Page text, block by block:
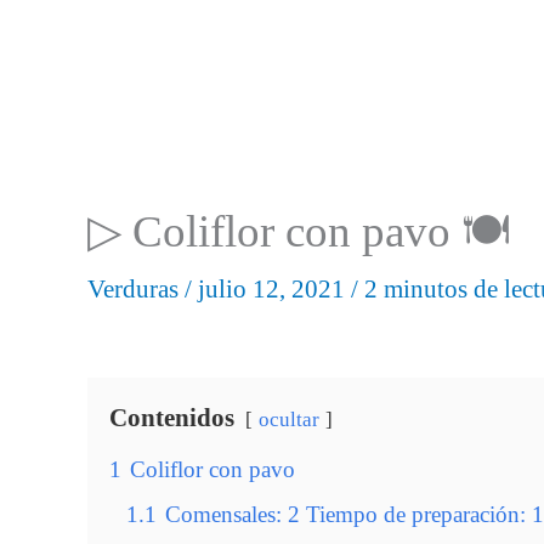
▷ Coliflor con pavo 🍽
Verduras / julio 12, 2021 / 2 minutos de
Contenidos ocultar
1 Coliflor con pavo
1.1 Comensales: 2 Tiempo de preparación: